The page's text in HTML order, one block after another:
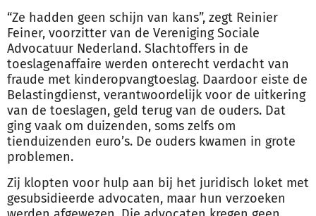
“Ze hadden geen schijn van kans”, zegt Reinier
Feiner, voorzitter van de Vereniging Sociale
Advocatuur Nederland. Slachtoffers in de
toeslagenaffaire werden onterecht verdacht van
fraude met kinderopvangtoeslag. Daardoor eiste de
Belastingdienst, verantwoordelijk voor de uitkering
van de toeslagen, geld terug van de ouders. Dat
ging vaak om duizenden, soms zelfs om
tienduizenden euro’s. De ouders kwamen in grote
problemen.
Zij klopten voor hulp aan bij het juridisch loket met
gesubsidieerde advocaten, maar hun verzoeken